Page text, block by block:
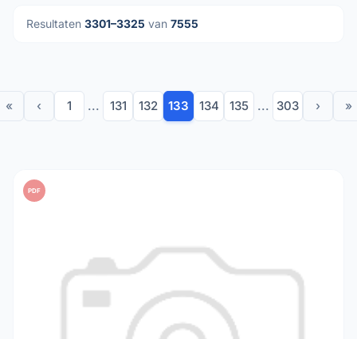
Resultaten 3301–3325 van 7555
« ‹ 1 ... 131 132 133 134 135 ... 303 › »
PDF